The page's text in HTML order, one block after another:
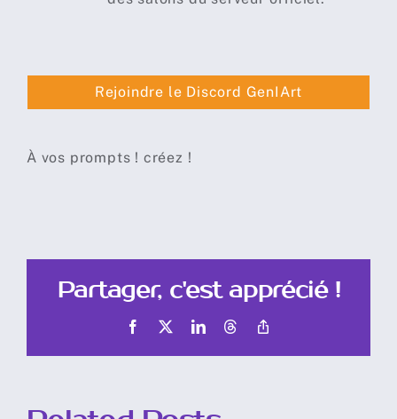
Rejoindre le Discord GenIArt
À vos prompts ! créez !
Partager, c'est apprécié !
Facebook LinkedInThreads